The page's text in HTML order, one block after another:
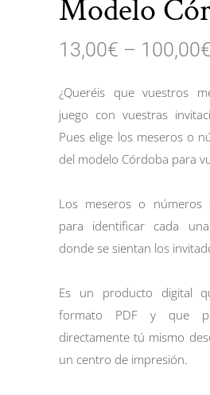
Modelo
13,00€ – 100,00€
¿Queréis que vuestros
juego con vuestras
Pues elige los meseros o
del modelo Córdoba para
Los meseros o números
para identificar cada
donde se sientan los
Es un producto digital
formato PDF y que
directamente tú mismo
un centro de impresión.